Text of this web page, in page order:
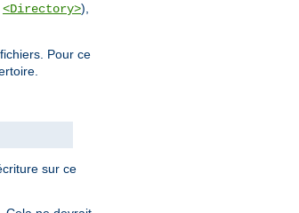
<Directory>),
Pour ce
sur ce